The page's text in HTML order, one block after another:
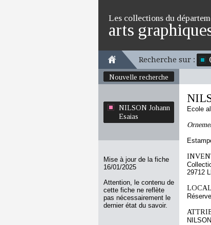
Les collections du
arts
Recherche sur :
Nouvelle recherche
NILSON Johann
Esaias
Mise à jour de la fiche
16/01/2025
Attention, le contenu de
cette fiche ne reflète
pas nécessairement le
dernier état du savoir.
Ecole
29712